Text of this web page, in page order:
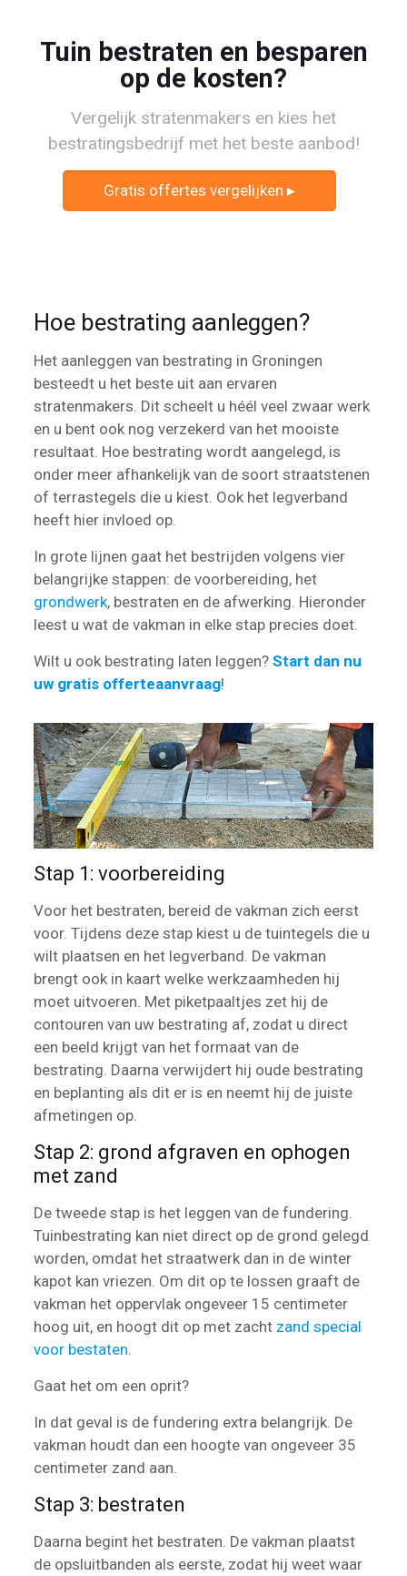
Tuin bestraten en besparen
op de kosten?
Vergelijk stratenmakers en kies het
bestratingsbedrijf met het beste aanbod!
Gratis offertes vergelijken ▸
Hoe bestrating aanleggen?
Het aanleggen van bestrating in Groningen
besteedt u het beste uit aan ervaren
stratenmakers. Dit scheelt u héél veel zwaar werk
en u bent ook nog verzekerd van het mooiste
resultaat. Hoe bestrating wordt aangelegd, is
onder meer afhankelijk van de soort straatstenen
of terrastegels die u kiest. Ook het legverband
heeft hier invloed op.
In grote lijnen gaat het bestrijden volgens vier
belangrijke stappen: de voorbereiding, het
grondwerk, bestraten en de afwerking. Hieronder
leest u wat de vakman in elke stap precies doet.
Wilt u ook bestrating laten leggen? Start dan nu
uw gratis offerteaanvraag!
Stap 1: voorbereiding
Voor het bestraten, bereid de vakman zich eerst
voor. Tijdens deze stap kiest u de tuintegels die u
wilt plaatsen en het legverband. De vakman
brengt ook in kaart welke werkzaamheden hij
moet uitvoeren. Met piketpaaltjes zet hij de
contouren van uw bestrating af, zodat u direct
een beeld krijgt van het formaat van de
bestrating. Daarna verwijdert hij oude bestrating
en beplanting als dit er is en neemt hij de juiste
afmetingen op.
Stap 2: grond afgraven en ophogen
met zand
De tweede stap is het leggen van de fundering.
Tuinbestrating kan niet direct op de grond gelegd
worden, omdat het straatwerk dan in de winter
kapot kan vriezen. Om dit op te lossen graaft de
vakman het oppervlak ongeveer 15 centimeter
hoog uit, en hoogt dit op met zacht zand special
voor bestaten
Gaat het om een oprit?
In dat geval is de fundering extra belangrijk. De
vakman houdt dan een hoogte van ongeveer 35
centimeter zand aan.
Stap 3: bestraten
Daarna begint het bestraten. De vakman plaatst
de opsluitbanden als eerste, zodat hij weet waar